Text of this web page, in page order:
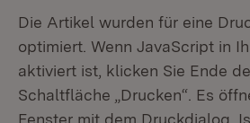
Die Artikel wurden für eine
optimiert. Wenn JavaScript in
aktiviert ist, klicken Sie Ende
Schaltfläche „Drucken“. Es
Fenster mit dem Druckdialog.